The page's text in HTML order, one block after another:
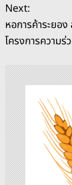
k
ะ
แ
น
ว
เ
รื่
อ
Next:
หอการค้าระยอ
โครงการความ